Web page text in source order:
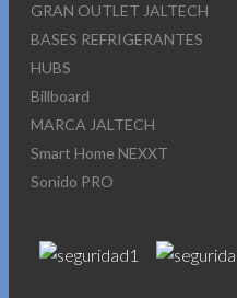
GRAN OUTLET JALTECH
BASES REFRIGERANTES
HUBS
Billboard
MARCA JALTECH
Smart Home NEXXT
Sonido PRO